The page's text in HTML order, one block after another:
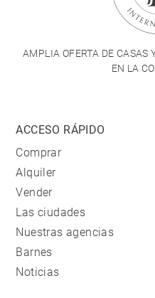
AMPLIA OFERTA DE CASAS
EN LA
ACCESO RÁPIDO
Comprar
Alquiler
Vender
Las ciudades
Nuestras agencias
Barnes
Noticias